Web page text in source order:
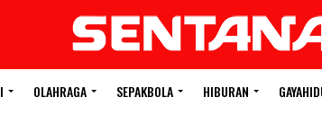
OLAHRAGA SEPAKBOLA HIBURAN